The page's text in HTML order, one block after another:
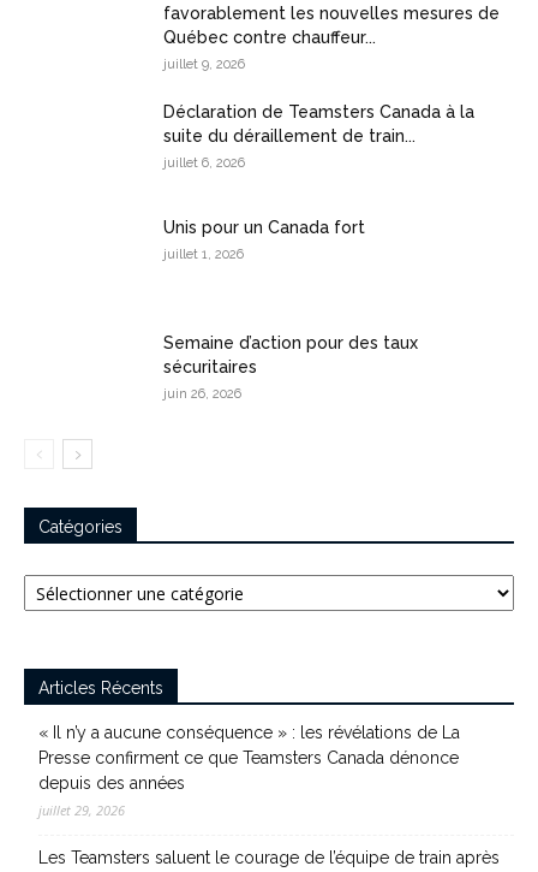
favorablement les nouvelles mesures de
Québec contre chauffeur...
juillet 9, 2026
Déclaration de Teamsters Canada à la
suite du déraillement de train...
juillet 6, 2026
Unis pour un Canada fort
juillet 1, 2026
Semaine d’action pour des taux
sécuritaires
juin 26, 2026
Catégories
Catégories
Articles Récents
« Il n’y a aucune conséquence » : les révélations de La
Presse confirment ce que Teamsters Canada dénonce
depuis des années
juillet 29, 2026
Les Teamsters saluent le courage de l’équipe de train après